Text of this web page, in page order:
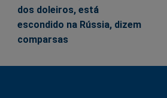
dos doleiros, está
escondido na Rússia, dizem
comparsas